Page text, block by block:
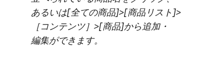
あるいは​[全ての​商品]>[商品リスト]>​
［コンテンツ］​>[商品]から​追加・
編集が​できます。